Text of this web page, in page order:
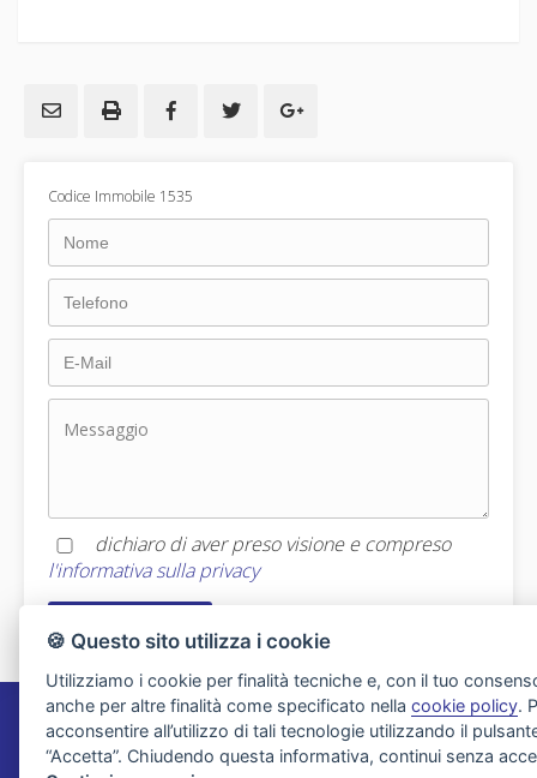
Codice Immobile 1535
dichiaro di aver preso visione e compreso
l'informativa sulla privacy
Agenzia Immobiliare Migliorini
🍪 Questo sito utilizza i cookie
Utilizziamo i cookie per finalità tecniche e, con il tuo
anche per altre finalità come specificato nellacookie policy.
acconsentire all’utilizzo di tali tecnologie utilizzando il
“Accetta”. Chiudendo questa informativa, continui senza